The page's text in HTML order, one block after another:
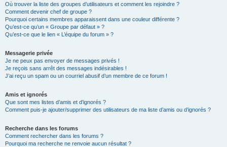
Où trouver la liste des groupes d’utilisateurs et comment les rejoindre ?
Comment devenir chef de groupe ?
Pourquoi certains membres apparaissent dans une couleur différente ?
Qu’est-ce qu’un « Groupe par défaut » ?
Qu’est-ce que le lien « L’équipe du forum » ?
Messagerie privée
Je ne peux pas envoyer de messages privés !
Je reçois sans arrêt des messages indésirables !
J’ai reçu un spam ou un courriel abusif d’un membre de ce forum !
Amis et ignorés
Que sont mes listes d’amis et d’ignorés ?
Comment puis-je ajouter/supprimer des utilisateurs de ma liste d’amis ou d’ignorés ?
Recherche dans les forums
Comment rechercher dans les forums ?
Pourquoi ma recherche ne renvoie aucun résultat ?